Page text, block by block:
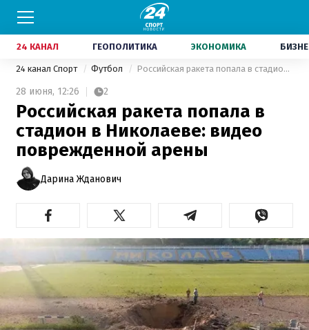
24 КАНАЛ ГЕОПОЛИТИКА ЭКОНОМИКА
24 канал Спорт Футбол Российская ракета попала в стадион в Николаеве: видео поврежденной арены
28 июня, 12:26 2
Российская ракета попала в
стадион в Николаеве: видео
поврежденной арены
Дарина Жданович